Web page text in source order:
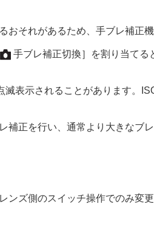
イマー）
それがあるため、手ブレ補正
手ブレ補正切換］
を割り当てる
滅表示されることがあります。
補正を行い、通常より大きなブ
ズ側のスイッチ操作でのみ変